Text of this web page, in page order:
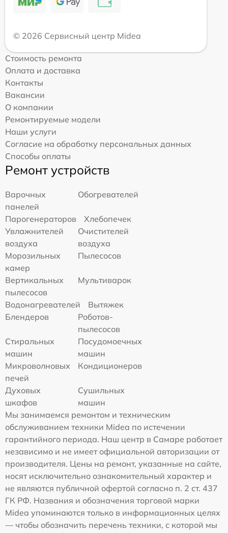
© 2026 Сервисный центр Midea
Стоимость ремонта
Оплата и доставка
Контакты
Вакансии
О компании
Ремонтируемые модели
Наши услуги
Согласие на обработку персональных данных
Способы оплаты
Ремонт устройств
Варочных
панелей
Обогревателей
Парогенераторов
Хлебопечек
Увлажнителей
воздуха
Очистителей
воздуха
Морозильных
камер
Пылесосов
Вертикальных
пылесосов
Мультиварок
Водонагревателей
Вытяжек
Блендеров
Роботов-
пылесосов
Стиральных
машин
Посудомоечных
машин
Микроволновых
печей
Кондиционеров
Духовых
шкафов
Сушильных
машин
Мы занимаемся ремонтом и техническим
обслуживанием техники Midea по истечении
гарантийного периода. Наш центр в Самаре работает
независимо и не имеет официальной авторизации от
производителя. Цены на ремонт, указанные на сайте,
носят исключительно ознакомительный характер и
не являются публичной офертой согласно п. 2 ст. 437
ГК РФ. Названия и обозначения торговой марки
Midea упоминаются только в информационных целях
— чтобы обозначить перечень техники, с которой мы